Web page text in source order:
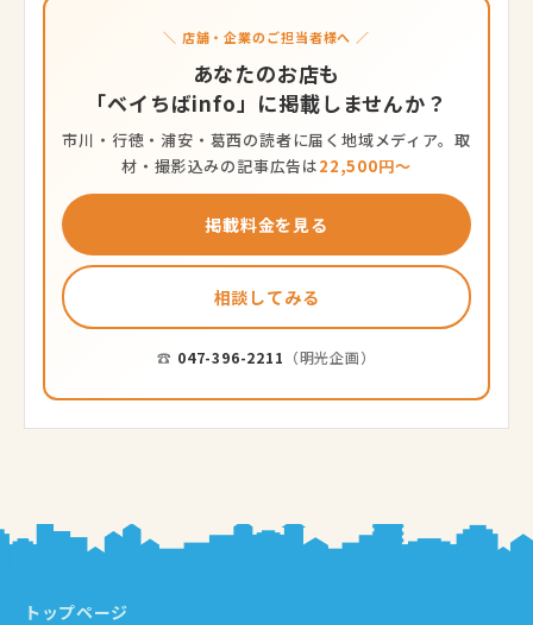
＼ 店舗・企業のご担当者様へ ／
あなたのお店も
「ベイちばinfo」に掲載しませんか？
市川・行徳・浦安・葛西の読者に届く地域メディア。取
材・撮影込みの記事広告は22,500円〜
掲載料金を見る
相談してみる
☎ 047-396-2211 （明光企画）
トップページ